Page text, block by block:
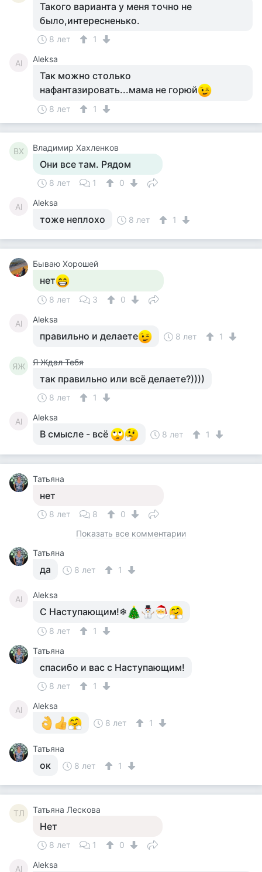
Такого варианта у меня точно не
было,интересненько.
8 лет 1
Al Aleksa
Так можно столько
нафантазировать...мама не горюй
8 лет 1
ВХ Владимир Хахленков
Они все там. Рядом
8 лет 1 0
Al Aleksa
тоже неплохо 8 лет 1
Бываю Хорошей
нет
8 лет 3 0
Al Aleksa
правильно и делаете 8 лет 1
ЯЖ Я Ждал Тебя
так правильно или всё делаете?))))
8 лет 1
Al Aleksa
В смысле - всё 8 лет 1
Татьяна
нет
8 лет 8
0
Показать все комментарии
Татьяна
да 8 лет 1
Al Aleksa
С Наступающим!❄
8 лет
1
Татьяна
спасибо и вас с Наступающим!
8 лет 1
Al
Aleksa
8 лет
1
Татьяна
ок 8 лет 1
ТЛ Татьяна Лескова
Нет
8 лет 1 0
Al Aleksa